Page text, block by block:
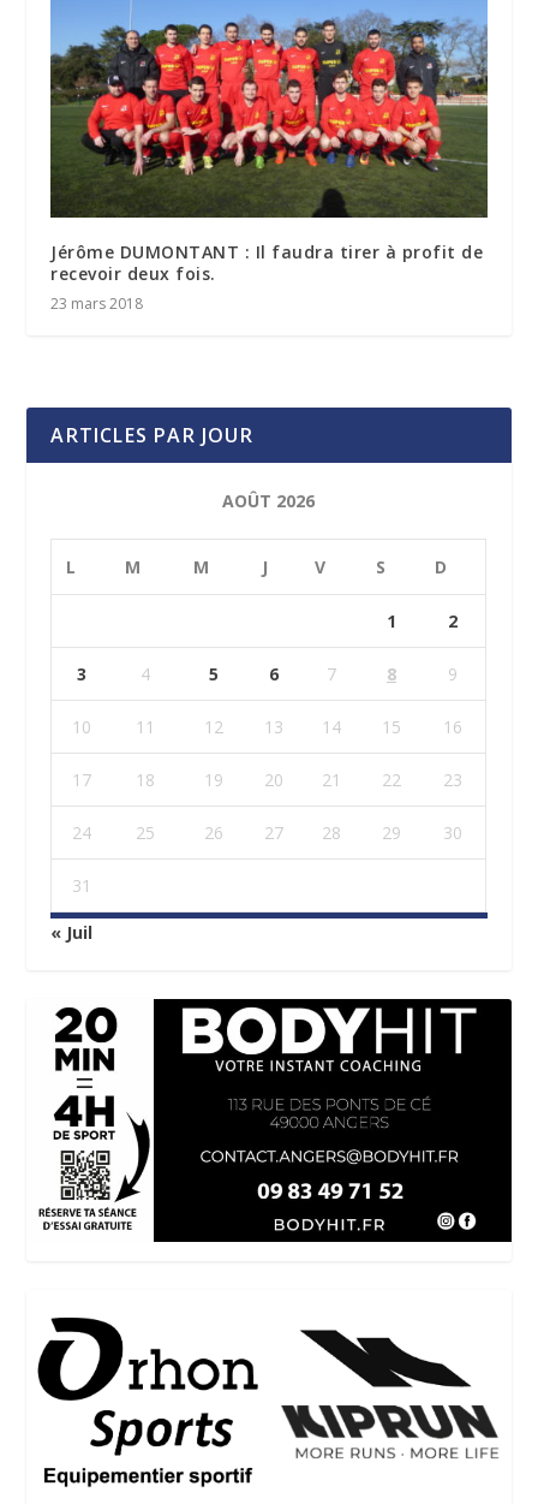
Jérôme DUMONTANT : Il faudra tirer à profit de
recevoir deux fois.
23 mars 2018
ARTICLES PAR JOUR
AOÛT 2026
L M M J V S D
1 2
3 4 5 6 7 8 9
10 11 12 13 14 15 16
17 18 19 20 21 22 23
24 25 26 27 28 29 30
31
« Juil